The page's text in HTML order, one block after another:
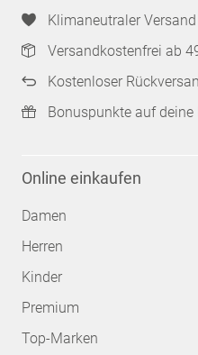
Klimaneutraler Versand
Versandkostenfrei ab
Kostenloser
Bonuspunkte auf deine
Online einkaufen
Damen
Herren
Kinder
Premium
Top-Marken